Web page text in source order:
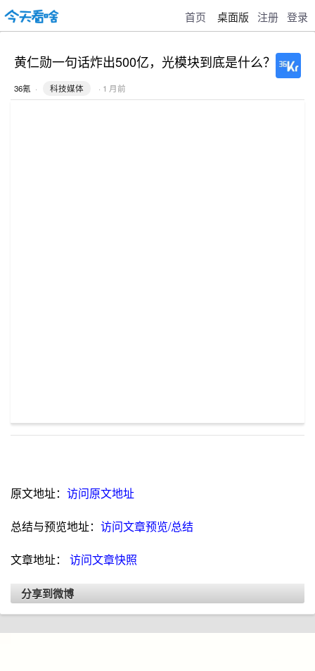
首页 桌面版 注册 登录
黄仁勋一句话炸出500亿，光模块到底是什么？
36氪 · 科技媒体 · 1 月前
原文地址： 访问原文地址
总结与预览地址： 访问文章预览/总结
文章地址： 访问文章快照
分享到微博